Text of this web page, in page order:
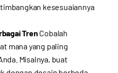
kesesuaiannya
Tren Cobalah
mana yang paling
Misalnya, buat